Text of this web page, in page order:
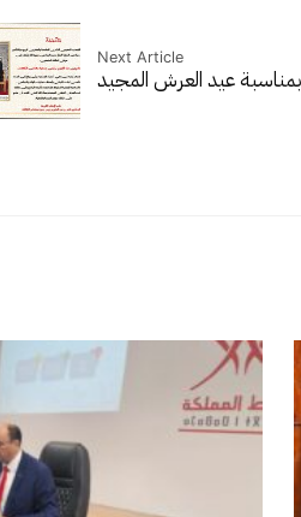
Next Article
عيد العرش المجيد